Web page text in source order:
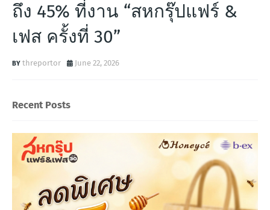
ถึง 45% ที่งาน “สหกรุ๊ปแฟร์ &
เฟส ครั้งที่ 30”
threportor June 22, 2026
Recent Posts